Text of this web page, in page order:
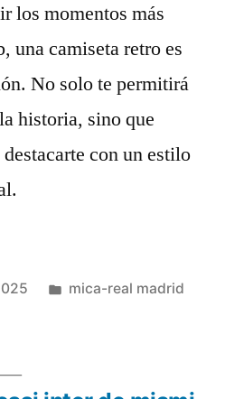
los momentos más
una camiseta retro es
No solo te permitirá
historia, sino que
con un estilo
Publicado
mica-real madrid
Entrada